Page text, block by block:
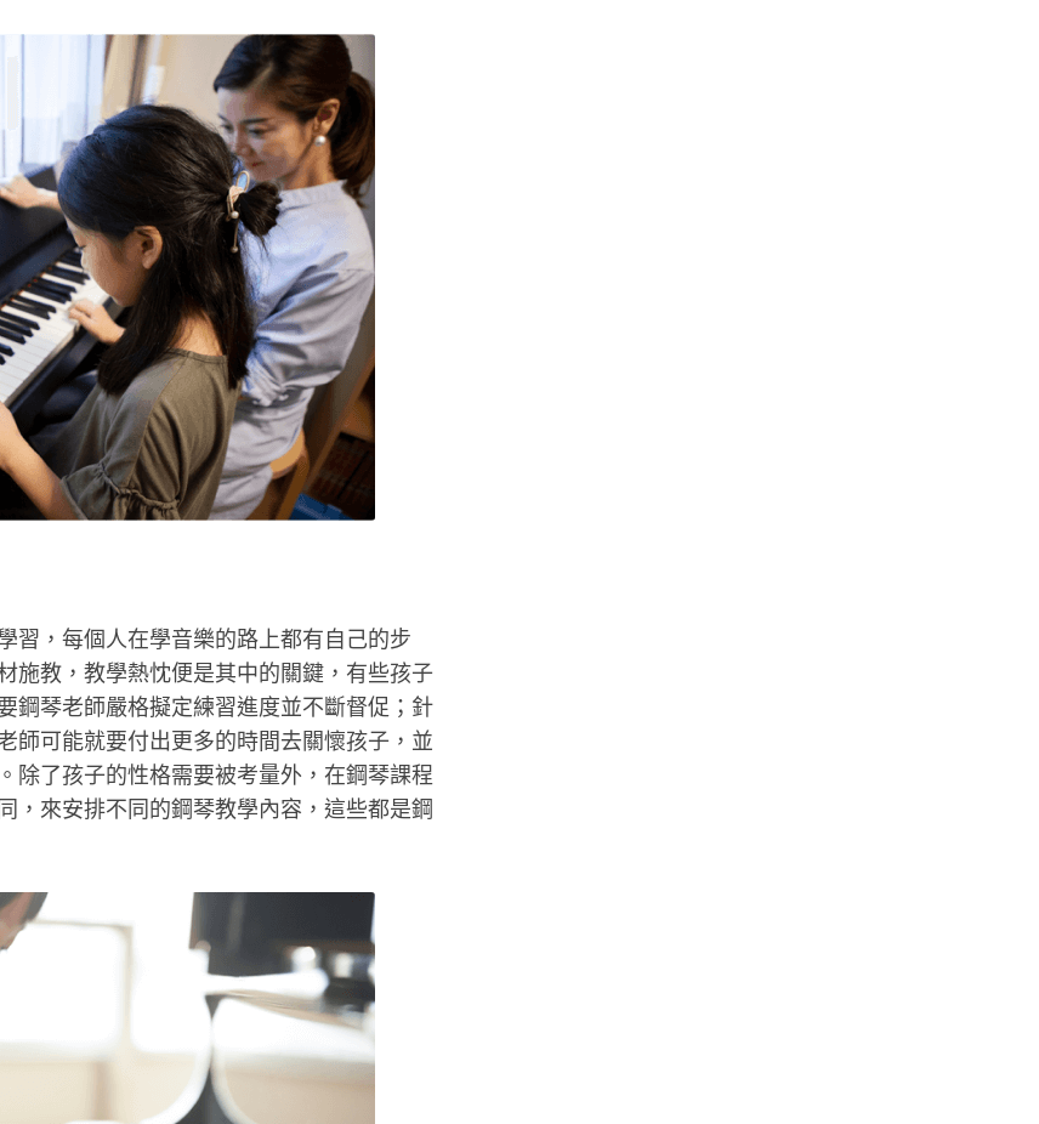
習，每個人在學音樂的路上都有自己的步
施教，教學熱忱便是其中的關鍵，有些孩子
鋼琴老師嚴格擬定練習進度並不斷督促；針
師可能就要付出更多的時間去關懷孩子，並
除了孩子的性格需要被考量外，在鋼琴課程
，來安排不同的鋼琴教學內容，這些都是鋼